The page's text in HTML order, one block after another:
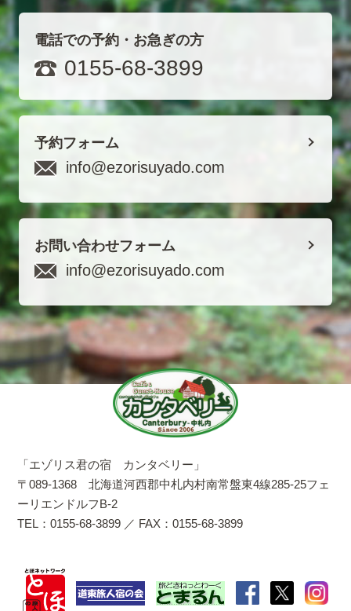
電話での予約・お急ぎの方
0155-68-3899
予約フォーム
info@ezorisuyado.com
お問い合わせフォーム
info@ezorisuyado.com
「エゾリス君の宿 カンタベリー」
〒089-1368 北海道河西郡中札内村南常盤東4線285-25フェ
ーリエンドルフB-2
TEL：0155-68-3899 ／ FAX：0155-68-3899